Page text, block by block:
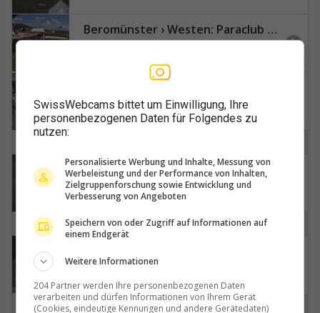
Beromünster › Westen: Paraclub Beromuenster - Skydive Luzern
Mollis: Glarus, Switzerland
SwissWebcams bittet um Einwilligung, Ihre
personenbezogenen Daten für Folgendes zu
nutzen:
Personalisierte Werbung und Inhalte, Messung von
Werbeleistung und der Performance von Inhalten,
Zielgruppenforschung sowie Entwicklung und
Verbesserung von Angeboten
Speichern von oder Zugriff auf Informationen auf
einem Endgerät
Weitere Informationen
204 Partner werden Ihre personenbezogenen Daten
verarbeiten und dürfen Informationen von Ihrem Gerät
(Cookies, eindeutige Kennungen und andere Gerätedaten)